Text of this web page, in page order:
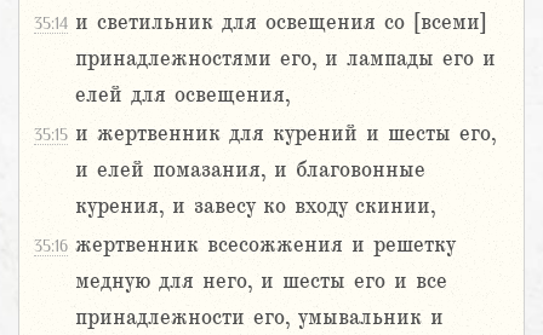
35:14 и светильник для освещения со [всеми]
принадлежностями его, и лампады его и
елей для освещения,
35:15 и жертвенник для курений и шесты его,
и елей помазания, и благовонные
курения, и завесу ко входу скинии,
35:16 жертвенник всесожжения и решетку
медную для него, и шесты его и все
принадлежности его, умывальник и